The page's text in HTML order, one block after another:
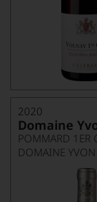
2020
Domaine
POMMARD 1ER
DOMAINE YVON